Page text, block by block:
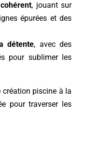
, jouant sur
épurées et des
détente, avec des
pour sublimer les
création piscine à la
pour traverser les